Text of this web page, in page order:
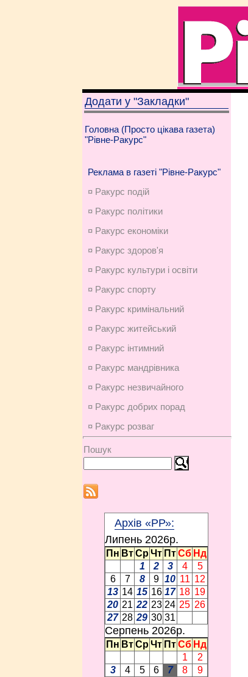
Додати у "Закладки"
Головна (Просто цікава газета)
"Рівне-Ракурс"
Реклама в газеті "Рівне-Ракурс"
¤ Ракурс подій
¤ Ракурс політики
¤ Ракурс економiки
¤ Ракурс здоров'я
¤ Ракурс культури і освіти
¤ Ракурс спорту
¤ Ракурс кримінальний
¤ Ракурс житейський
¤ Ракурс інтимний
¤ Ракурс мандрівника
¤ Ракурс незвичайного
¤ Ракурс добрих порад
¤ Ракурс розваг
Пошук
Архів «РР»:
Липень 2026p.
Пн ВтСрЧт ПтСб Нд
1
2 3 4
5
6
7 8 9 10 11 12
13 14 15 16 17 18 19
20 21 22 23 24 25 26
27 28 29 30 31
Серпень 2026p.
Пн ВтСрЧт ПтСб Нд
1
2
3
4 5 6 7 8
9